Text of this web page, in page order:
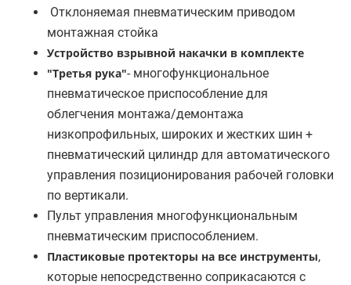
Отклоняемая пневматическим приводом
монтажная стойка
Устройство взрывной накачки в комплекте
"Третья рука"- многофункциональное
пневматическое приспособление для
облегчения монтажа/демонтажа
низкопрофильных, широких и жестких шин +
пневматический цилиндр для автоматического
управления позиционирования рабочей головки
по вертикали.
Пульт управления многофункциональным
пневматическим приспособлением.
Пластиковые протекторы на все инструменты,
которые непосредственно соприкасаются с